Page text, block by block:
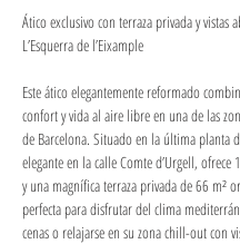
Ático exclusivo con terraza privada y vistas
L’Esquerra de l’Eixample
Este ático elegantemente reformado
confort y vida al aire libre en una de las
de Barcelona. Situado en la última planta
elegante en la calle Comte d’Urgell, ofrece
y una magnífica terraza privada de 66 m²
perfecta para disfrutar del clima
cenas o relajarse en su zona chill-out con